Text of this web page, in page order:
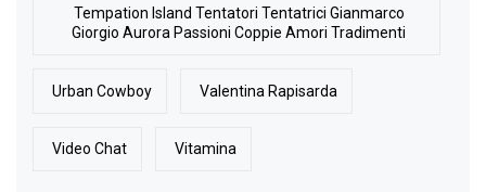
Tempation Island Tentatori Tentatrici Gianmarco
Giorgio Aurora Passioni Coppie Amori Tradimenti
Urban Cowboy Valentina Rapisarda
Video Chat Vitamina